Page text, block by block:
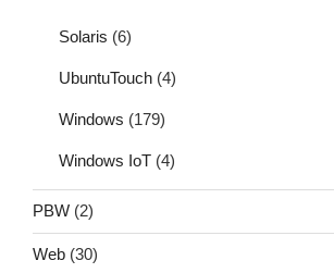
Solaris (6)
UbuntuTouch (4)
Windows (179)
Windows IoT (4)
PBW (2)
Web (30)